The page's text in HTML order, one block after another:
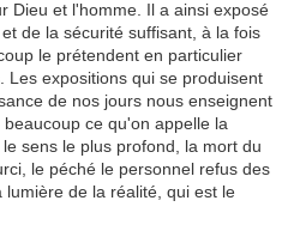
Dieu et l'homme Il a ainsi exposé
et de la sécurité suffisant, à la fois
le prétendent en particulier
Les expositions qui se produisent
de nos jours nous enseignent
beaucoup ce qu'on appelle la
le sens le plus profond
la mort du
le péché le personnel refus des
lumière de la réalité qui est le